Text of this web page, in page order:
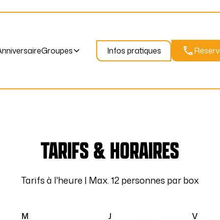
Groupes
Infos pratiques
Groupes
Infos pratiques
KARAOKÉ BOX
TARIFS & HORAIRES
Tarifs à l'heure | Max. 12 personnes par box
M J V